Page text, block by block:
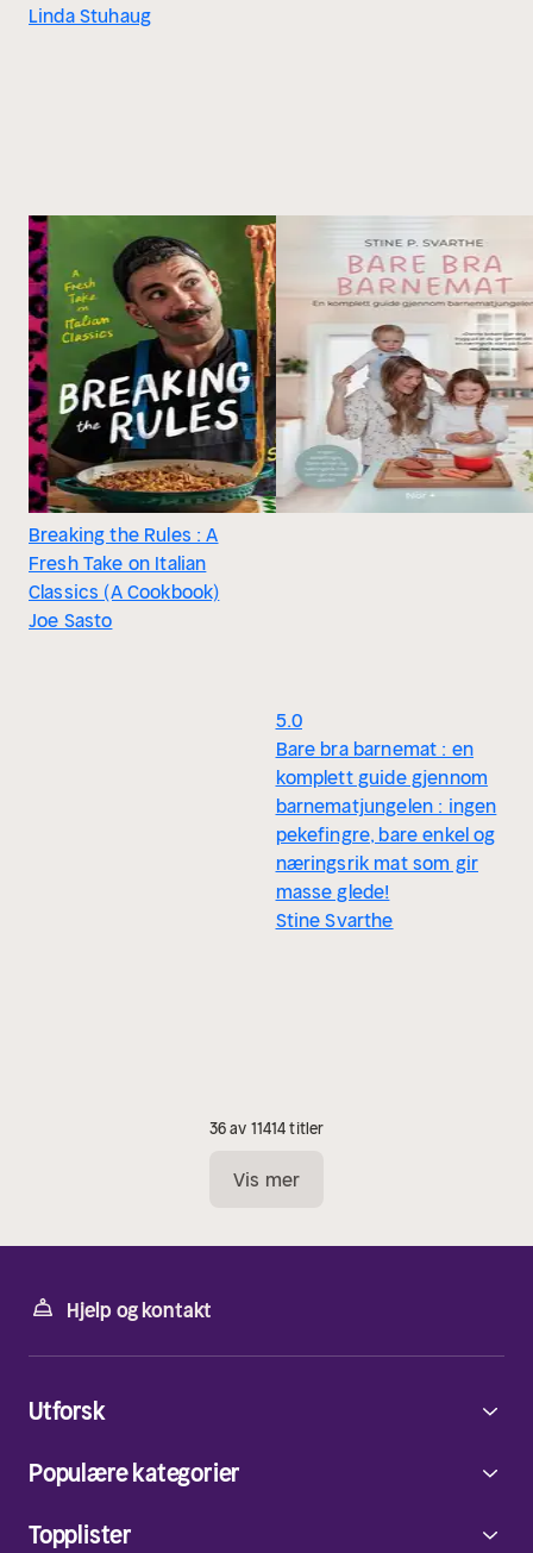
Linda Stuhaug
Breaking the Rules : A
Fresh Take on Italian
Classics (A Cookbook)
Joe Sasto
5.0
Bare bra barnemat : en
komplett guide gjennom
barnematjungelen : ingen
pekefingre, bare enkel og
næringsrik mat som gir
masse glede!
Stine Svarthe
36 av 11414 titler
Vis mer
Hjelp og kontakt
Utforsk
Populære kategorier
Topplister